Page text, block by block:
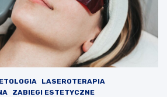
LASEROTERAPIA
ZABIEGI ESTETYCZNE